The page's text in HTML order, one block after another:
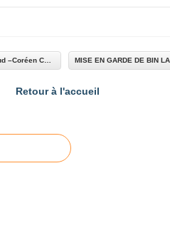
Retour à l'accueil